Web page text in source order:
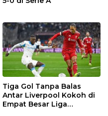
Tiga Gol Tanpa Balas
Antar Liverpool Kokoh di
Empat Besar Liga